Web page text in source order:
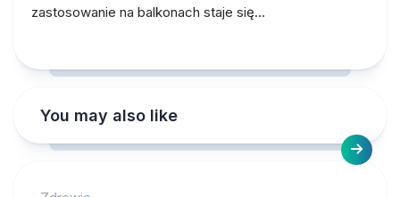
zastosowanie na balkonach staje się…
You may also like